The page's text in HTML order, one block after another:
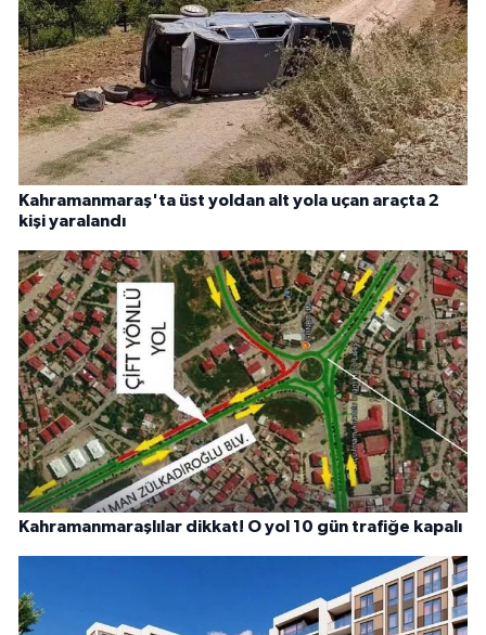
Kahramanmaraş'ta üst yoldan alt yola uçan araçta 2
kişi yaralandı
Kahramanmaraşlılar dikkat! O yol 10 gün trafiğe kapalı